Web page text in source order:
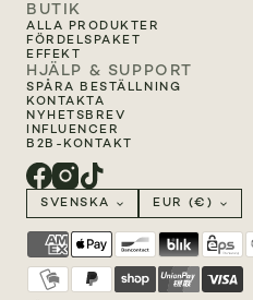
BUTIK
ALLA PRODUKTER
FÖRDELSPAKET
EFFEKT
HJÄLP & SUPPORT
SPÅRA BESTÄLLNING
KONTAKTA
NYHETSBREV
INFLUENCER
B2B-KONTAKT
SVENSKA EUR (€)